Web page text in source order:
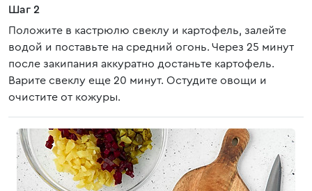
Шаг 2
Положите в кастрюлю свеклу и картофель, залейте
водой и поставьте на средний огонь. Через 25 минут
после закипания аккуратно достаньте картофель.
Варите свеклу еще 20 минут. Остудите овощи и
очистите от кожуры.